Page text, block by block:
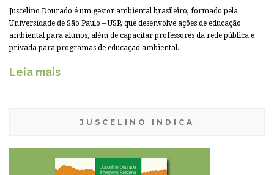
Juscelino Dourado é um gestor ambiental brasileiro, formado pela
Universidade de São Paulo – USP, que desenvolve ações de educação
ambiental para alunos, além de capacitar professores da rede pública e
privada para programas de educação ambiental.
Leia mais
JUSCELINO INDICA